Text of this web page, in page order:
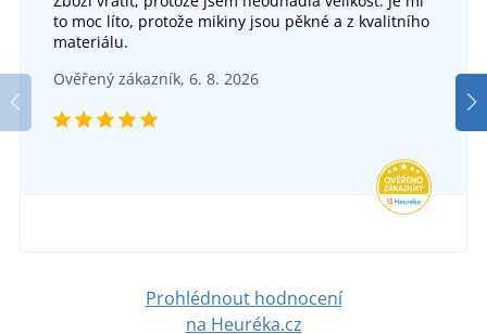
Dámský set: Pletený kardigan a šaty Muse
SKLADEM
Polobotky CXS BARBADOS
484 Kč
to moc líto, protože mikiny jsou pěkné a z kvalitního
materiálu.
Ověřený zákazník, 6. 8. 2026
Prohlédnout hodnocení
na Heuréka.cz